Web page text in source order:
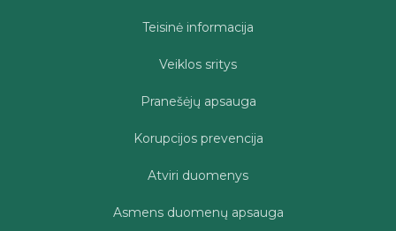
Teisinė informacija
Veiklos sritys
Pranešėjų apsauga
Korupcijos prevencija
Atviri duomenys
Asmens duomenų apsauga